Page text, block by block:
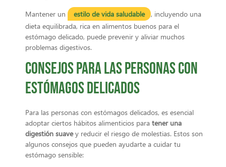
Mantener un estilo de vida saludable
, incluyendo una
dieta equilibrada, rica en alimentos buenos para el
estómago delicado, puede prevenir y aliviar muchos
problemas digestivos.
Consejos para las personas con
estómagos delicados
Para las personas con estómagos delicados, es esencial
adoptar ciertos hábitos alimenticios para tener una
digestión suavey reducir el riesgo de molestias. Estos son
algunos consejos que pueden ayudarte a cuidar tu
estómago sensible: